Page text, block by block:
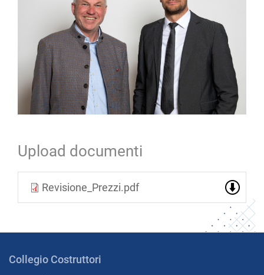
Upload documenti
Revisione_Prezzi.pdf
Collegio Costruttori